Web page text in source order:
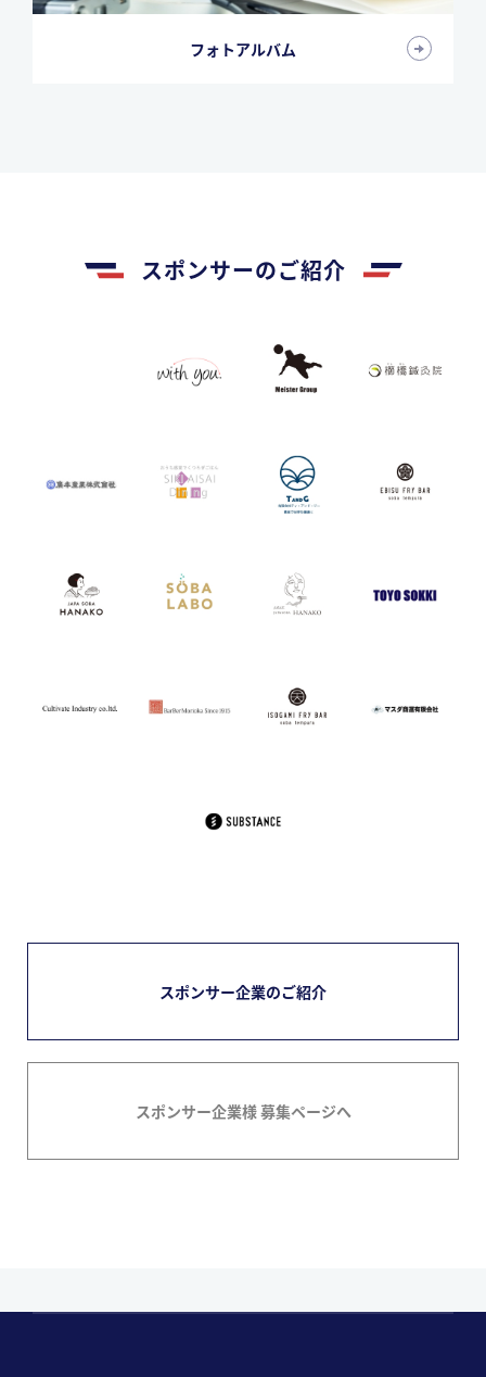
フォトアルバム
スポンサーのご紹介
スポンサー企業のご紹介
スポンサー企業様 募集ページへ